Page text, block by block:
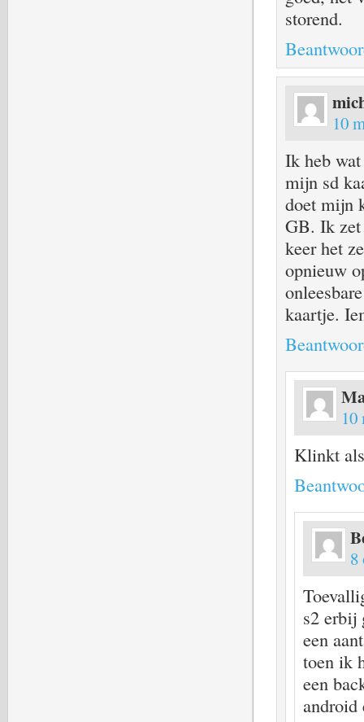
storend.
10
Ik heb
mijn sd
doet mijn
GB. Ik zet
keer het
opnieuw
kaartje.
10
Klinkt
8
s2 erbij
een
toen ik
een
android